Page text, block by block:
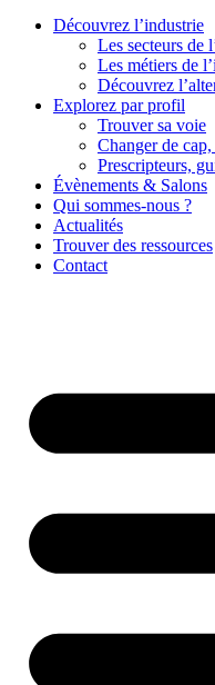
Découvrez l’industrie
Les secteurs de
Les métiers de
Découvrez
Explorez par profil
Trouver sa voie
Changer de
Prescripteurs,
Évènements & Salons
Qui sommes-nous ?
Actualités
Trouver des ressources
Contact